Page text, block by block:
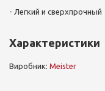
- Легкий и сверхпрочный
Характеристики
Виробник: Meister